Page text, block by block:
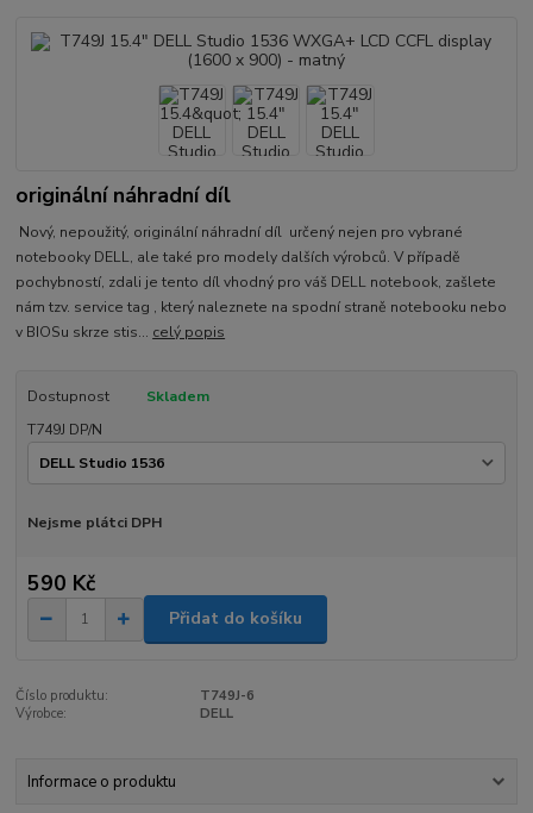
originální náhradní díl
Nový, nepoužitý, originální náhradní díl určený nejen pro vybrané
notebooky DELL, ale také pro modely dalších výrobců. V případě
pochybností, zdali je tento díl vhodný pro váš DELL notebook, zašlete
nám tzv. service tag , který naleznete na spodní straně notebooku nebo
v BIOSu skrze stis... celý popis
Dostupnost
Skladem
T749J DP/N
Nejsme plátci DPH
590 Kč
Přidat do košíku
Číslo produktu:
T749J-6
Výrobce:
DELL
Informace o produktu